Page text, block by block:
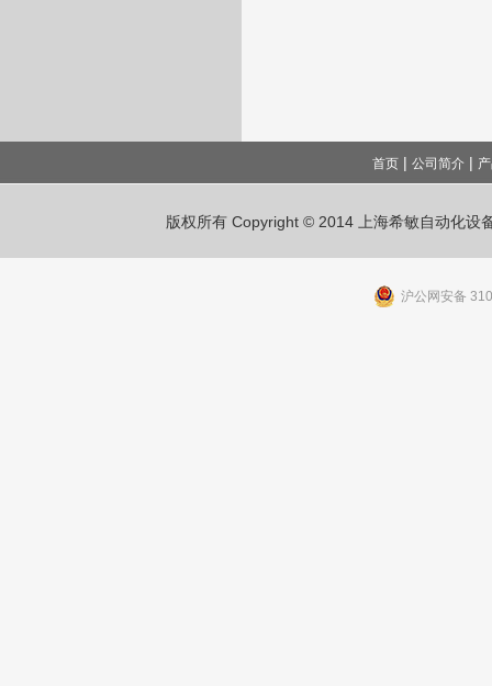
首页 | 公司简介 |
版权所有 Copyright © 2014 上海希敏自动化设
沪公网安备